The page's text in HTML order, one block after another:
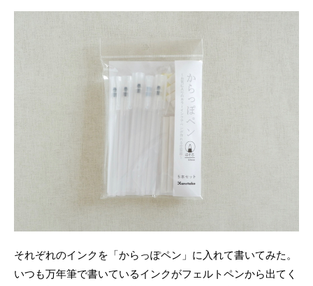
それぞれのインクを「からっぽペン」に入れて書いてみた。
いつも万年筆で書いているインクがフェルトペンから出てく